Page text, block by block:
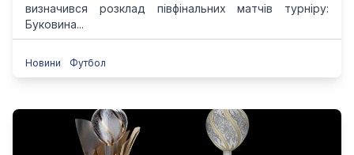
визначився розклад півфінальних матчів турніру:
Буковина...
Новини Футбол